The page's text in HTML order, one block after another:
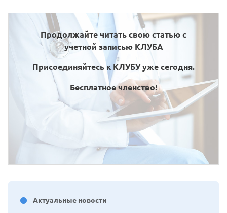
Продолжайте читать свою статью с
учетной записью КЛУБА
Присоединяйтесь к КЛУБУ уже сегодня.
Бесплатное членство!
Актуальные новости